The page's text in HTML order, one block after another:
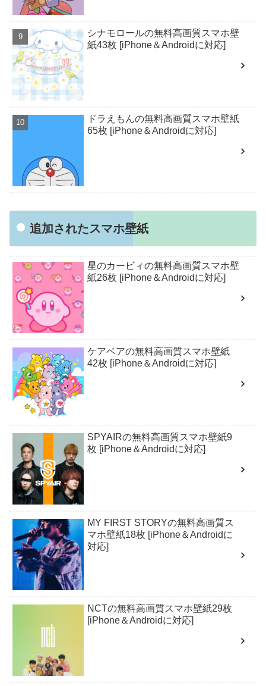
シナモロールの無料高画質スマホ壁
紙43枚 [iPhone＆Androidに対応]
ドラえもんの無料高画質スマホ壁紙
65枚 [iPhone＆Androidに対応]
追加されたスマホ壁紙
星のカービィの無料高画質スマホ壁
紙26枚 [iPhone＆Androidに対応]
ケアベアの無料高画質スマホ壁紙
42枚 [iPhone＆Androidに対応]
SPYAIRの無料高画質スマホ壁紙9
枚 [iPhone＆Androidに対応]
MY FIRST STORYの無料高画質ス
マホ壁紙18枚 [iPhone＆Androidに
対応]
NCTの無料高画質スマホ壁紙29枚
[iPhone＆Androidに対応]